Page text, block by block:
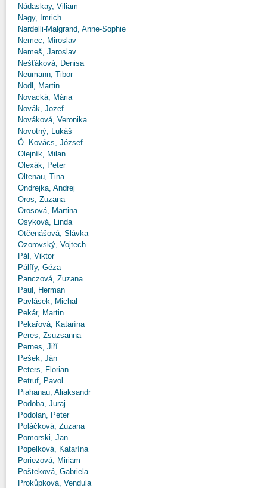
Nádaskay, Viliam
Nagy, Imrich
Nardelli-Malgrand, Anne-Sophie
Nemec, Miroslav
Nemeš, Jaroslav
Nešťáková, Denisa
Neumann, Tibor
Nodl, Martin
Novacká, Mária
Novák, Jozef
Nováková, Veronika
Novotný, Lukáš
Ö. Kovács, József
Olejník, Milan
Olexák, Peter
Oltenau, Tina
Ondrejka, Andrej
Oros, Zuzana
Orosová, Martina
Osyková, Linda
Otčenášová, Slávka
Ozorovský, Vojtech
Pál, Viktor
Pálffy, Géza
Panczová, Zuzana
Paul, Herman
Pavlásek, Michal
Pekár, Martin
Pekařová, Katarína
Peres, Zsuzsanna
Pernes, Jiří
Pešek, Ján
Peters, Florian
Petruf, Pavol
Piahanau, Aliaksandr
Podoba, Juraj
Podolan, Peter
Poláčková, Zuzana
Pomorski, Jan
Popelková, Katarína
Poriezová, Miriam
Pošteková, Gabriela
Prokůpková, Vendula